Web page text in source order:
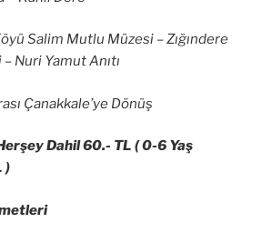
Salim Mutlu Müzesi – Zığındere
Nuri Yamut Anıtı
Çanakkale’ye Dönüş
Dahil 60.- TL ( 0-6 Yaş
)